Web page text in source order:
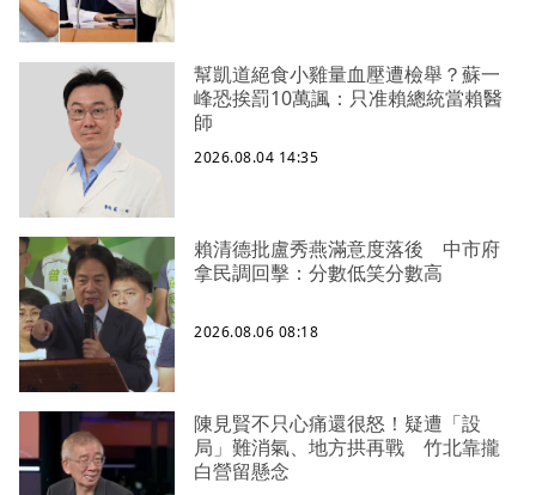
幫凱道絕食小雞量血壓遭檢舉？蘇一
峰恐挨罰10萬諷：只准賴總統當賴醫
師
2026.08.04 14:35
賴清德批盧秀燕滿意度落後 中市府
拿民調回擊：分數低笑分數高
2026.08.06 08:18
陳見賢不只心痛還很怒！疑遭「設
局」難消氣、地方拱再戰 竹北靠攏
白營留懸念